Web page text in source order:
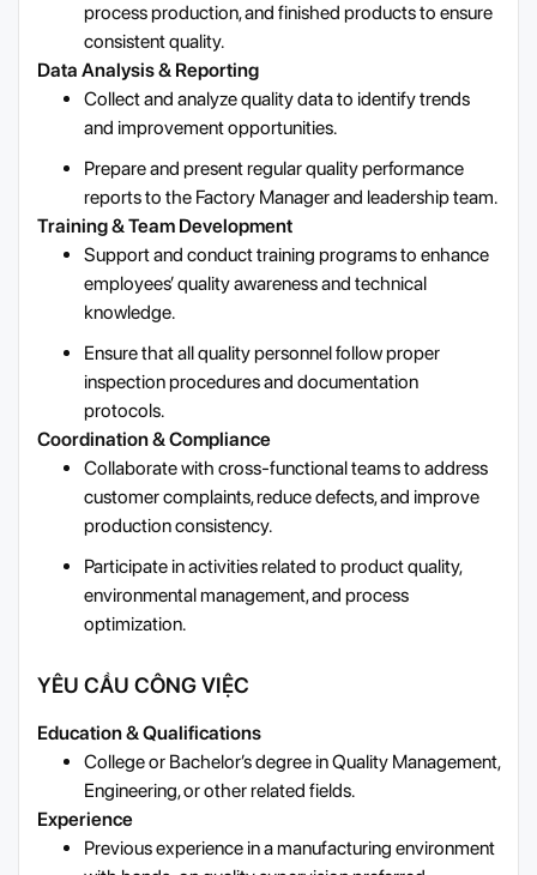
process production, and finished products to ensure
consistent quality.
Data Analysis & Reporting
Collect and analyze quality data to identify trends
and improvement opportunities.
Prepare and present regular quality performance
reports to the Factory Manager and leadership team.
Training & Team Development
Support and conduct training programs to enhance
employees’ quality awareness and technical
knowledge.
Ensure that all quality personnel follow proper
inspection procedures and documentation
protocols.
Coordination & Compliance
Collaborate with cross-functional teams to address
customer complaints, reduce defects, and improve
production consistency.
Participate in activities related to product quality,
environmental management, and process
optimization.
YÊU CẦU CÔNG VIỆC
Education & Qualifications
College or Bachelor’s degree in Quality Management,
Engineering, or other related fields.
Experience
Previous experience in a manufacturing environment